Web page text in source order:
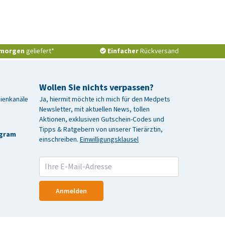
geliefert* EinfacherRückversand
Wollen Sie nichts verpassen?
Ja, hiermit möchte ich mich für den Medpets
Newsletter, mit aktuellen News, tollen
Aktionen, exklusiven Gutschein-Codes und
Tipps & Ratgebern von unserer Tierärztin,
einschreiben. Einwilligungsklausel
Anmelden